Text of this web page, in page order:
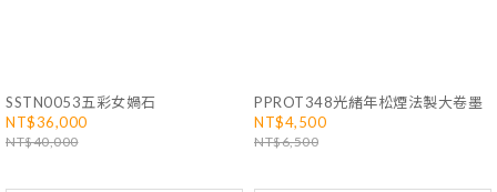
SSTN0053五彩女媧石
NT$36,000
NT$40,000
PPROT348光緒年松煙法製大卷墨
NT$4,500
NT$6,500